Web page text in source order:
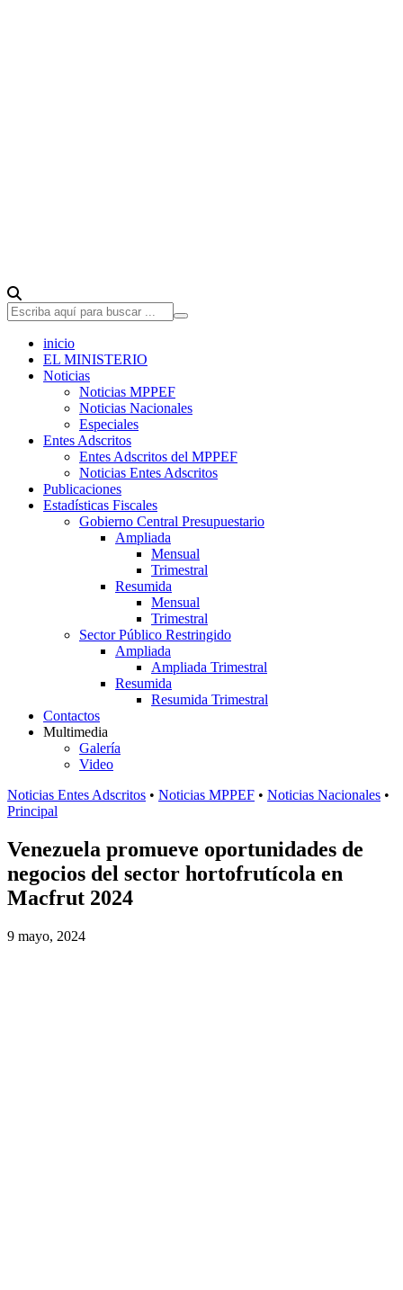
inicio
EL MINISTERIO
Noticias
Noticias MPPEF
Noticias Nacionales
Especiales
Entes Adscritos
Entes Adscritos del MPPEF
Noticias Entes Adscritos
Publicaciones
Estadísticas Fiscales
Gobierno Central Presupuestario
Ampliada
Mensual
Trimestral
Resumida
Mensual
Trimestral
Sector Público Restringido
Ampliada
Ampliada Trimestral
Resumida
Resumida Trimestral
Contactos
Multimedia
Galería
Video
Noticias Entes Adscritos • Noticias MPPEF • Noticias Nacionales •
Principal
Venezuela promueve oportunidades de
negocios del sector hortofrutícola en
Macfrut 2024
9 mayo, 2024